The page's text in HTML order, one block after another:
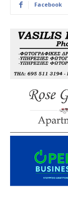
Facebook